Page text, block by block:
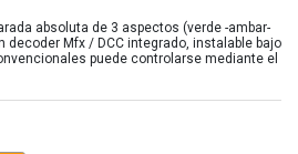
absoluta de 3 aspectos (verde -ambar-
decoder Mfx / DCC integrado, instalable bajo
puede controlarse mediante el